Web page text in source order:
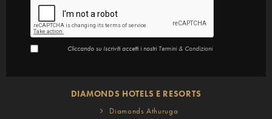
Cliccando su Iscriviti accetti i nostri Termini & Condizioni
DIAMONDS HOTELS E RESORTS
Diamonds Athuruga